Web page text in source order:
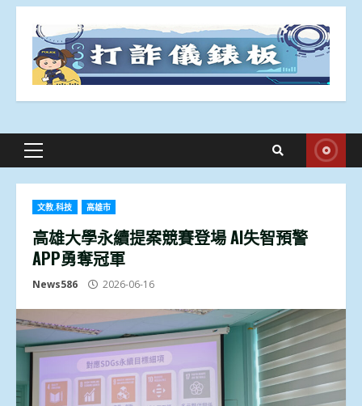
Primary
文教.科技 高雄市
高雄大學永續提案競賽登場 AI失智預警
APP勇奪冠軍
News586 2026-06-16